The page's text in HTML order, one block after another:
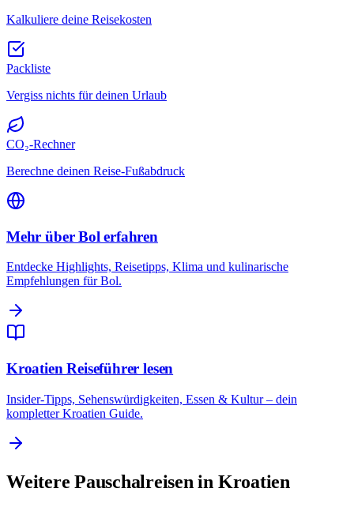
Kalkuliere deine Reisekosten
Packliste
Vergiss nichts für deinen Urlaub
CO₂-Rechner
Berechne deinen Reise-Fußabdruck
Mehr über Bol erfahren
Entdecke Highlights, Reisetipps, Klima und kulinarische
Empfehlungen für Bol.
Kroatien Reiseführer lesen
Insider-Tipps, Sehenswürdigkeiten, Essen & Kultur – dein
kompletter Kroatien Guide.
Weitere Pauschalreisen in Kroatien